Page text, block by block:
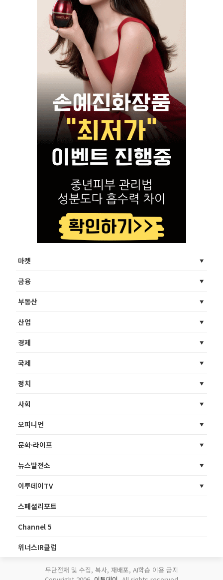
마켓
금융
부동산
산업
경제
국제
정치
사회
오피니언
문화·라이프
뉴스발전소
이투데이TV
스페셜리포트
Channel 5
위너스IR클럽
무단전재 및 수집, 복사, 재배포, AI학습 이용 금지